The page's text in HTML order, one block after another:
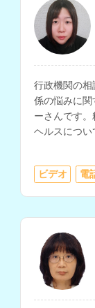
行政機関の相
係の悩みに関
ーさんです
ヘルスについ
ビデオ 電